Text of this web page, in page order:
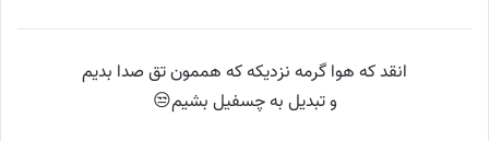
انقد که هوا گرمه نزدیکه که هممون تق صدا بدیم
و تبدیل به چسفیل بشیم😒